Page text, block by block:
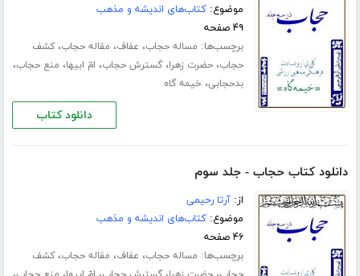
موضوع:کتاب‌های اندیشه و مذهب
۴۹ صفحه
برچسب‌ها: مساله حجاب، عفاف، مقاله حجاب،کشف
حجاب،حضرت زهرا،گسترش حجاب، امّ ابیها، منع حجاب،
بدحجابی، خیمه گاه
دانلود کتاب
دانلود کتاب حجاب - جلد سوم
از:آرتا رحیمی
موضوع:کتاب‌های اندیشه و مذهب
۴۶ صفحه
برچسب‌ها: مساله حجاب، عفاف، مقاله حجاب،کشف